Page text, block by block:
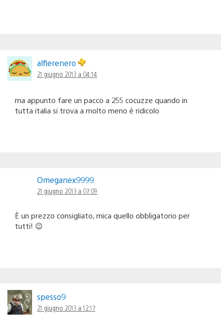
alfierenero
21 giugno 2013 a 04:14
ma appunto fare un pacco a 255 cocuzze quando in
tutta italia si trova a molto meno è ridicolo
Omeganex9999
21 giugno 2013 a 07:09
È un prezzo consigliato, mica quello obbligatorio per
tutti! 😉
spesso9
21 giugno 2013 a 12:17